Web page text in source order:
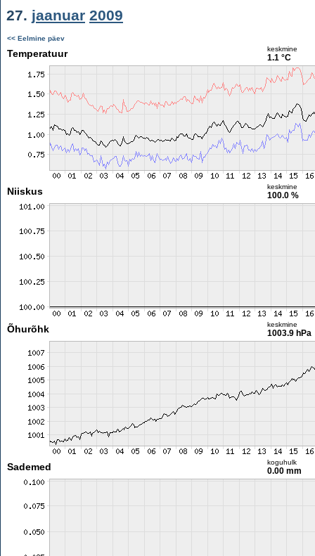
27. jaanuar 2009
<< Eelmine päev
Temperatuur keskmine
1.1 °C
Niiskus keskmine
100.0 %
Õhurõhk keskmine
1003.9 hPa
Sademed koguhulk
0.00 mm